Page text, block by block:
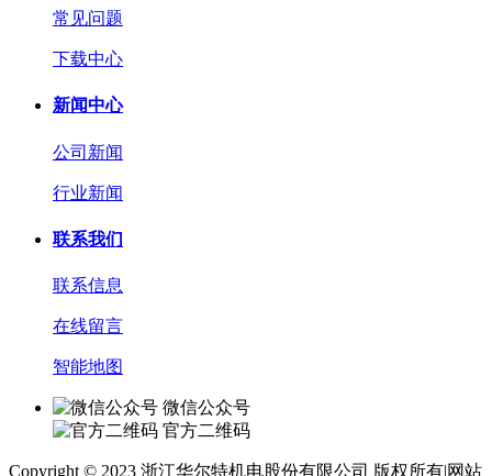
常见问题
下载中心
新闻中心
公司新闻
行业新闻
联系我们
联系信息
在线留言
智能地图
微信公众号
官方二维码
Copyright © 2023 浙江华尔特机电股份有限公司 版权所有|网站